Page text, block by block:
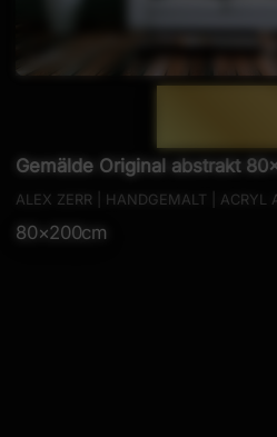
Gemälde Original abstrakt
Minimalistisch Modern Art auf
Painting anthrazit schwarz
ALEX ZERR | HANDGEMALT | ACRYL
80×200cm